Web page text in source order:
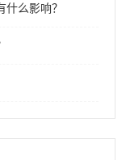
么影响？